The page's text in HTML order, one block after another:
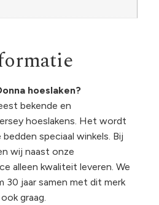
hoeslaken?
bekende en
hoeslakens. Het wordt
speciaal winkels. Bij
wij naast onze
alleen kwaliteit leveren. We
30 jaar samen met dit merk
graag.